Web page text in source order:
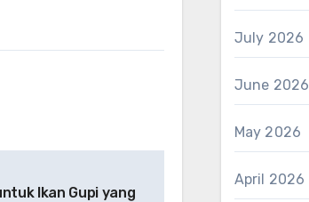
Ikan Gupi yang
July 2026
June 2026
May 2026
April 2026